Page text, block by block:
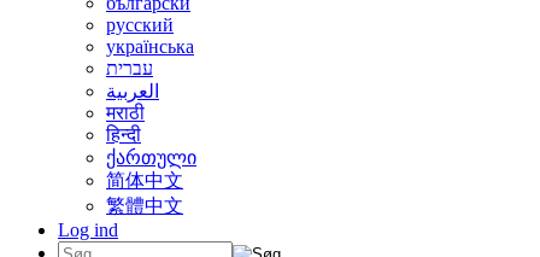
русский
українська
עברית
العربية
मराठी
हिन्दी
ქართული
简体中文
繁體中文
Log ind